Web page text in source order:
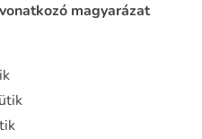
magyarázat